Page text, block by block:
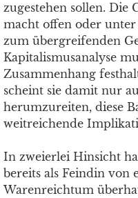
zugestehen sollen. Die
macht offen oder
zum übergreifenden
Kapitalismusanalyse
Zusammenhang
scheint sie damit nur
herumzureiten, diese
weitreichende
In zweierlei Hinsicht
bereits als Feindin von
Warenreichtum